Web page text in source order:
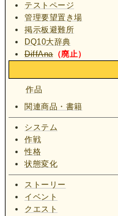
テストページ
管理要望置き場
掲示板避難所
DQ10大辞典
DiffAna（廃止）
作品
関連商品・書籍
システム
作戦
性格
状態変化
ストーリー
イベント
クエスト